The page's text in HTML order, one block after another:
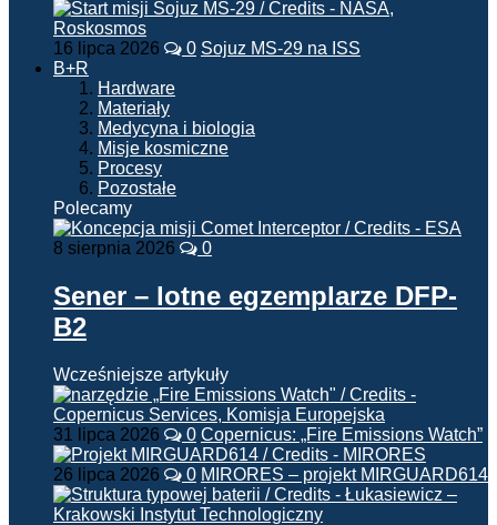
16 lipca 2026 0 Sojuz MS-29 na ISS
B+R
Hardware
Materiały
Medycyna i biologia
Misje kosmiczne
Procesy
Pozostałe
Polecamy
8 sierpnia 2026 0
Sener – lotne egzemplarze DFP-
B2
Wcześniejsze artykuły
31 lipca 2026 0 Copernicus: „Fire Emissions Watch”
26 lipca 2026 0 MIRORES – projekt MIRGUARD614